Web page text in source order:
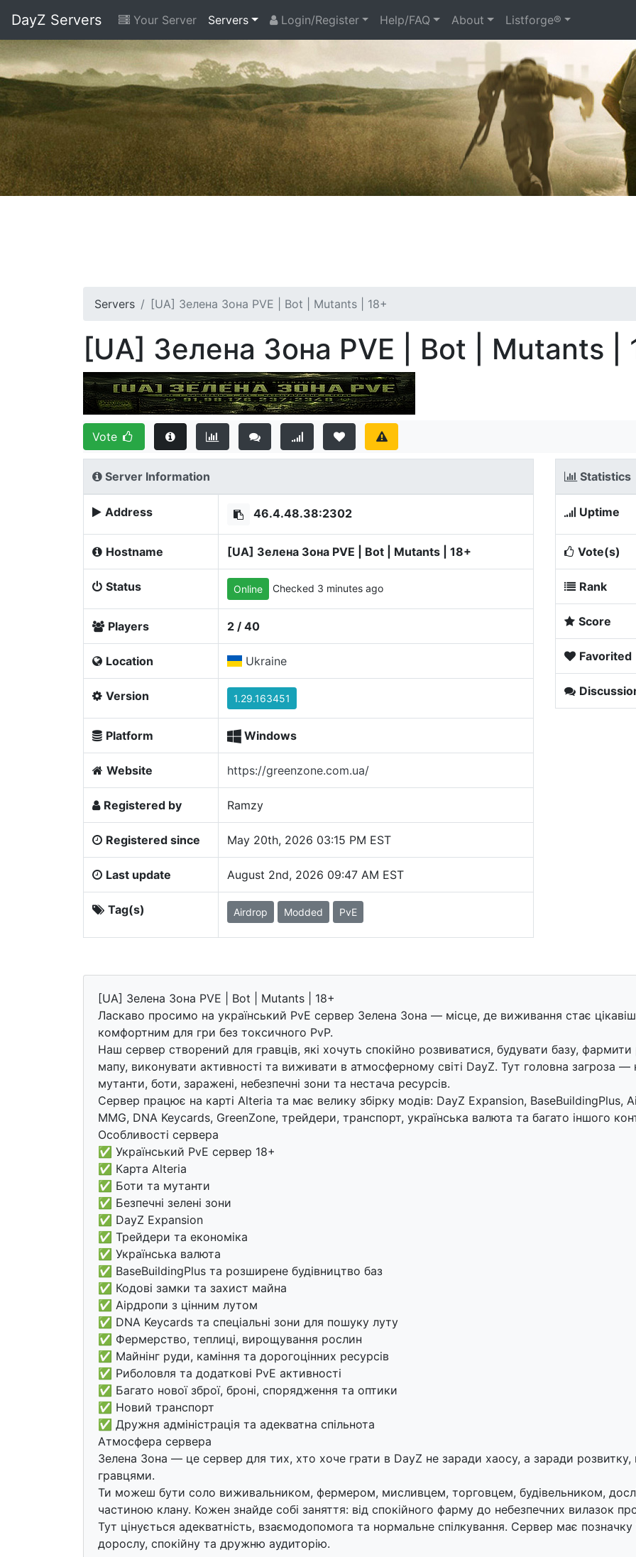
DayZ Servers Your Server Servers Login/Register Help/FAQ About Listforge®
Servers [UA] Зелена Зона PVE | Bot | Mutants | 18+
[UA] Зелена Зона PVE | Bot | Mutants |
Vote
Server Information
Address 46.4.48.38:2302
Hostname [UA] Зелена Зона PVE | Bot | Mutants | 18+
Status Online Checked 3 minutes ago
Players 2 / 40
Location Ukraine
Version 1.29.163451
Platform Windows
Website https://greenzone.com.ua/
Registered by Ramzy
Registered since May 20th, 2026 03:15 PM EST
Last update August 2nd, 2026 09:47 AM EST
Tag(s) Airdrop Modded PvE
Statistics
Uptime
Vote(s)
Rank
Score
Favorited
[UA] Зелена Зона PVE | Bot | Mutants | 18+
Ласкаво просимо на український PvE сервер Зелена Зона — місце, де виживання стає
комфортним для гри без токсичного PvP.
Наш сервер створений для гравців, які хочуть спокійно розвиватися, будувати базу,
мапу, виконувати активності та виживати в атмосферному світі DayZ. Тут головна загроза —
мутанти, боти, заражені, небезпечні зони та нестача ресурсів.
Сервер працює на карті Alteria та має велику збірку модів: DayZ Expansion, BaseBuildingPlus,
MMG, DNA Keycards, GreenZone, трейдери, транспорт, українська валюта та багато іншого
Особливості сервера
✅ Український PvE сервер 18+
✅ Карта Alteria
✅ Боти та мутанти
✅ Безпечні зелені зони
✅ DayZ Expansion
✅ Трейдери та економіка
✅ Українська валюта
✅ BaseBuildingPlus та розширене будівництво баз
✅ Кодові замки та захист майна
✅ Аірдропи з цінним лутом
✅ DNA Keycards та спеціальні зони для пошуку луту
✅ Фермерство, теплиці, вирощування рослин
✅ Майнінг руди, каміння та дорогоцінних ресурсів
✅ Риболовля та додаткові PvE активності
✅ Багато нової зброї, броні, спорядження та оптики
✅ Новий транспорт
✅ Дружня адміністрація та адекватна спільнота
Атмосфера сервера
Зелена Зона — це сервер для тих, хто хоче грати в DayZ не заради хаосу, а заради розвитку,
гравцями.
Ти можеш бути соло виживальником, фермером, мисливцем, торговцем, будівельником,
частиною клану. Кожен знайде собі заняття: від спокійного фарму до небезпечних вилазок
Тут цінується адекватність, взаємодопомога та нормальне спілкування. Сервер має
дорослу, спокійну та дружню аудиторію.